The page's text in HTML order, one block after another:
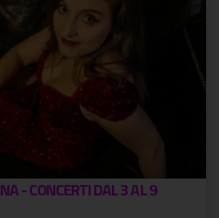
- CONCERTI DAL 3 AL 9